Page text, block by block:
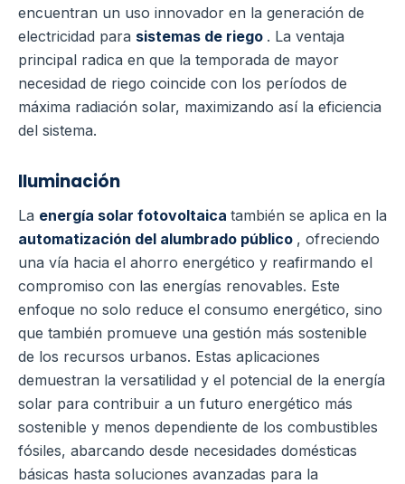
encuentran un uso innovador en la generación de
electricidad para sistemas de riego . La ventaja
principal radica en que la temporada de mayor
necesidad de riego coincide con los períodos de
máxima radiación solar, maximizando así la eficiencia
del sistema.
Iluminación
La energía solar fotovoltaica también se aplica en la
automatización del alumbrado público , ofreciendo
una vía hacia el ahorro energético y reafirmando el
compromiso con las energías renovables. Este
enfoque no solo reduce el consumo energético, sino
que también promueve una gestión más sostenible
de los recursos urbanos. Estas aplicaciones
demuestran la versatilidad y el potencial de la energía
solar para contribuir a un futuro energético más
sostenible y menos dependiente de los combustibles
fósiles, abarcando desde necesidades domésticas
básicas hasta soluciones avanzadas para la